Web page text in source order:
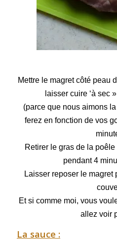
Mettre le magret côté peau
laisser cuire ‘à sec
(parce que nous aimons
ferez en fonction de vos
Retirer le gras de la
pendant 4
Laisser reposer le magret
Et si comme moi, vous
allez voir
La sauce :